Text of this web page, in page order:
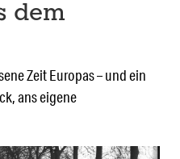
dem
Zeit Europas – und ein
ans eigene